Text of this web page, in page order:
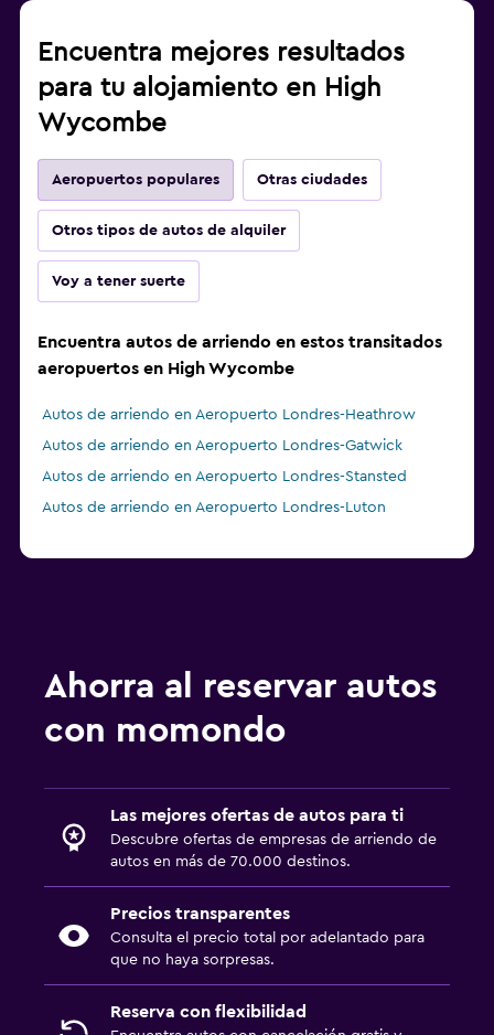
Encuentra mejores resultados
para tu alojamiento en High
Wycombe
Aeropuertos populares Otras ciudades
Otros tipos de autos de alquiler
Voy a tener suerte
Encuentra autos de arriendo en estos transitados
aeropuertos en High Wycombe
Autos de arriendo en Aeropuerto Londres-Heathrow
Autos de arriendo en Aeropuerto Londres-Gatwick
Autos de arriendo en Aeropuerto Londres-Stansted
Autos de arriendo en Aeropuerto Londres-Luton
Ahorra al reservar autos
con momondo
Las mejores ofertas de autos para ti
Descubre ofertas de empresas de arriendo de
autos en más de 70.000 destinos.
Precios transparentes
Consulta el precio total por adelantado para
que no haya sorpresas.
Reserva con flexibilidad